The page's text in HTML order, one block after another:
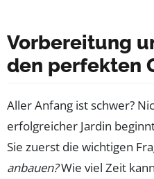
Vorbereitung
den perfekten
Aller Anfang ist schwer?
erfolgreicher Jardin
Sie zuerst die wichtigen
anbauen?Wie viel Zeit